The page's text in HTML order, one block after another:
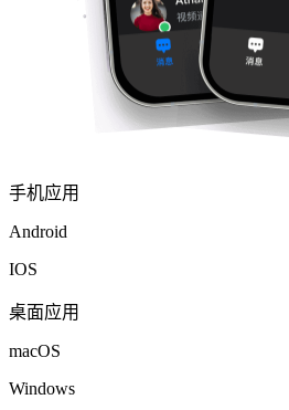
手机应用
Android
IOS
桌面应用
macOS
Windows